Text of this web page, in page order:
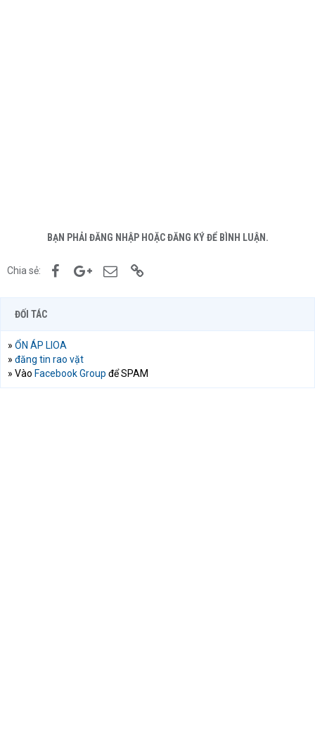
BẠN PHẢI ĐĂNG NHẬP HOẶC ĐĂNG KÝ ĐỂ BÌNH LUẬN.
Chia sẻ: FacebookGoogle+Email
ĐỐI TÁC
» ỔN ÁP LIOA
» đăng tin rao vặt
» Vào Facebook Group để SPAM